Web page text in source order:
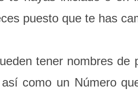
puesto que te has
tener nombres de
como un Número